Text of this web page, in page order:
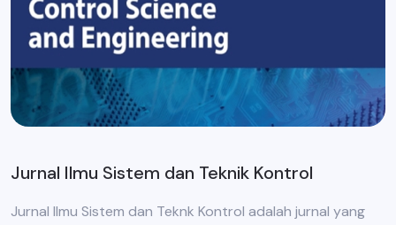
Jurnal Ilmu Sistem dan Teknik Kontrol
Jurnal Ilmu Sistem dan Teknk Kontrol adalah jurnal yang